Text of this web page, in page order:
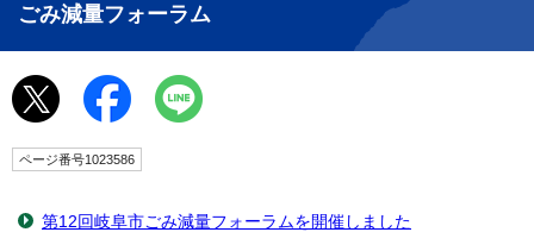
ごみ減量フォーラム
ページ番号1023586
第12回岐阜市ごみ減量フォーラムを開催しました